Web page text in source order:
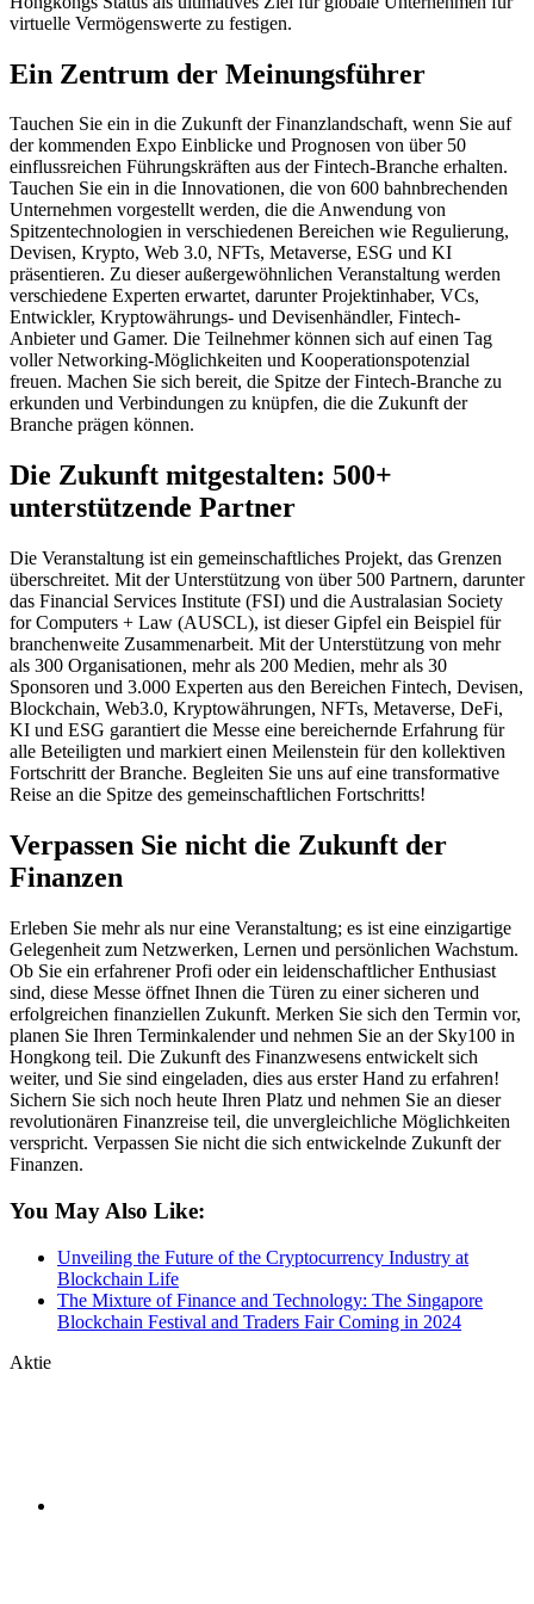
virtuelle Vermögenswerte zu festigen.
Ein Zentrum der Meinungsführer
Tauchen Sie ein in die Zukunft der Finanzlandschaft, wenn Sie auf
der kommenden Expo Einblicke und Prognosen von über 50
einflussreichen Führungskräften aus der Fintech-Branche erhalten.
Tauchen Sie ein in die Innovationen, die von 600 bahnbrechenden
Unternehmen vorgestellt werden, die die Anwendung von
Spitzentechnologien in verschiedenen Bereichen wie Regulierung,
Devisen, Krypto, Web 3.0, NFTs, Metaverse, ESG und KI
präsentieren. Zu dieser außergewöhnlichen Veranstaltung werden
verschiedene Experten erwartet, darunter Projektinhaber, VCs,
Entwickler, Kryptowährungs- und Devisenhändler, Fintech-
Anbieter und Gamer. Die Teilnehmer können sich auf einen Tag
voller Networking-Möglichkeiten und Kooperationspotenzial
freuen. Machen Sie sich bereit, die Spitze der Fintech-Branche zu
erkunden und Verbindungen zu knüpfen, die die Zukunft der
Branche prägen können.
Die Zukunft mitgestalten: 500+
unterstützende Partner
Die Veranstaltung ist ein gemeinschaftliches Projekt, das Grenzen
überschreitet. Mit der Unterstützung von über 500 Partnern, darunter
das Financial Services Institute (FSI) und die Australasian Society
for Computers + Law (AUSCL), ist dieser Gipfel ein Beispiel für
branchenweite Zusammenarbeit. Mit der Unterstützung von mehr
als 300 Organisationen, mehr als 200 Medien, mehr als 30
Sponsoren und 3.000 Experten aus den Bereichen Fintech, Devisen,
Blockchain, Web3.0, Kryptowährungen, NFTs, Metaverse, DeFi,
KI und ESG garantiert die Messe eine bereichernde Erfahrung für
alle Beteiligten und markiert einen Meilenstein für den kollektiven
Fortschritt der Branche. Begleiten Sie uns auf eine transformative
Reise an die Spitze des gemeinschaftlichen Fortschritts!
Verpassen Sie nicht die Zukunft der
Finanzen
Erleben Sie mehr als nur eine Veranstaltung; es ist eine einzigartige
Gelegenheit zum Netzwerken, Lernen und persönlichen Wachstum.
Ob Sie ein erfahrener Profi oder ein leidenschaftlicher Enthusiast
sind, diese Messe öffnet Ihnen die Türen zu einer sicheren und
erfolgreichen finanziellen Zukunft. Merken Sie sich den Termin vor,
planen Sie Ihren Terminkalender und nehmen Sie an der Sky100 in
Hongkong teil. Die Zukunft des Finanzwesens entwickelt sich
weiter, und Sie sind eingeladen, dies aus erster Hand zu erfahren!
Sichern Sie sich noch heute Ihren Platz und nehmen Sie an dieser
revolutionären Finanzreise teil, die unvergleichliche Möglichkeiten
verspricht. Verpassen Sie nicht die sich entwickelnde Zukunft der
Finanzen.
You May Also Like:
Unveiling the Future of the Cryptocurrency Industry at
Blockchain Life
The Mixture of Finance and Technology: The Singapore
Blockchain Festival and Traders Fair Coming in 2024
Aktie